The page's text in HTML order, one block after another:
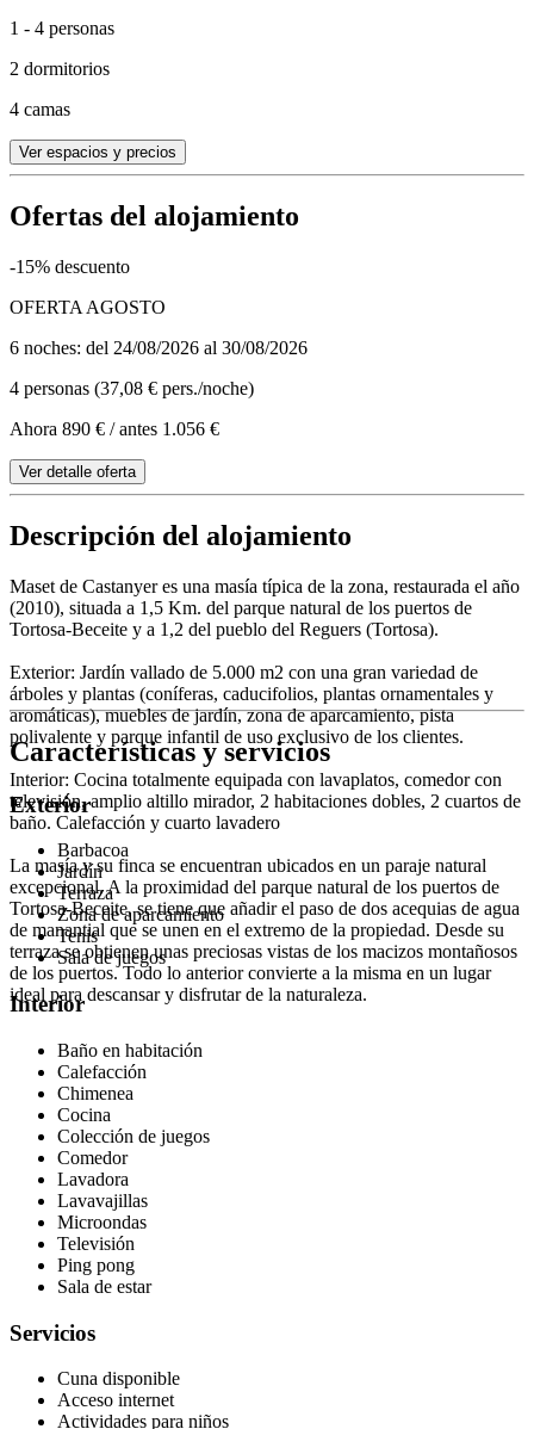
1 - 4 personas
2 dormitorios
4 camas
Ver espacios y precios
Ofertas del alojamiento
-15% descuento
OFERTA AGOSTO
6 noches: del 24/08/2026 al 30/08/2026
4 personas (37,08 € pers./noche)
Ahora 890 € / antes 1.056 €
Ver detalle oferta
Descripción del alojamiento
Maset de Castanyer es una masía típica de la zona, restaurada el año
(2010), situada a 1,5 Km. del parque natural de los puertos de
Tortosa-Beceite y a 1,2 del pueblo del Reguers (Tortosa).
Exterior: Jardín vallado de 5.000 m2 con una gran variedad de
árboles y plantas (coníferas, caducifolios, plantas ornamentales y
aromáticas), muebles de jardín, zona de aparcamiento, pista
polivalente y parque infantil de uso exclusivo de los clientes.
Interior: Cocina totalmente equipada con lavaplatos, comedor con
televisión, amplio altillo mirador, 2 habitaciones dobles, 2 cuartos de
baño. Calefacción y cuarto lavadero
La masía y su finca se encuentran ubicados en un paraje natural
excepcional. A la proximidad del parque natural de los puertos de
Tortosa-Beceite, se tiene que añadir el paso de dos acequias de agua
de manantial que se unen en el extremo de la propiedad. Desde su
terraza se obtienen unas preciosas vistas de los macizos montañosos
de los puertos. Todo lo anterior convierte a la misma en un lugar
ideal para descansar y disfrutar de la naturaleza.
Características y servicios
Exterior
Barbacoa
Jardín
Terraza
Zona de aparcamiento
Tenis
Sala de juegos
Interior
Baño en habitación
Calefacción
Chimenea
Cocina
Colección de juegos
Comedor
Lavadora
Lavavajillas
Microondas
Televisión
Ping pong
Sala de estar
Servicios
Cuna disponible
Acceso internet
Actividades para niños